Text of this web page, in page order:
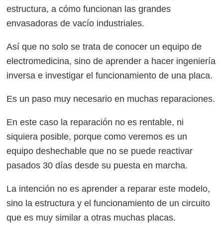
estructura, a cómo funcionan las grandes
envasadoras de vacío industriales.
Así que no solo se trata de conocer un equipo de
electromedicina, sino de aprender a hacer ingeniería
inversa e investigar el funcionamiento de una placa.
Es un paso muy necesario en muchas reparaciones.
En este caso la reparación no es rentable, ni
siquiera posible, porque como veremos es un
equipo deshechable que no se puede reactivar
pasados 30 días desde su puesta en marcha.
La intención no es aprender a reparar este modelo,
sino la estructura y el funcionamiento de un circuito
que es muy similar a otras muchas placas.